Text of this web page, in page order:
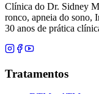
Clínica do Dr. Sidney
ronco, apneia do sono,
30 anos de prática
Tratamentos